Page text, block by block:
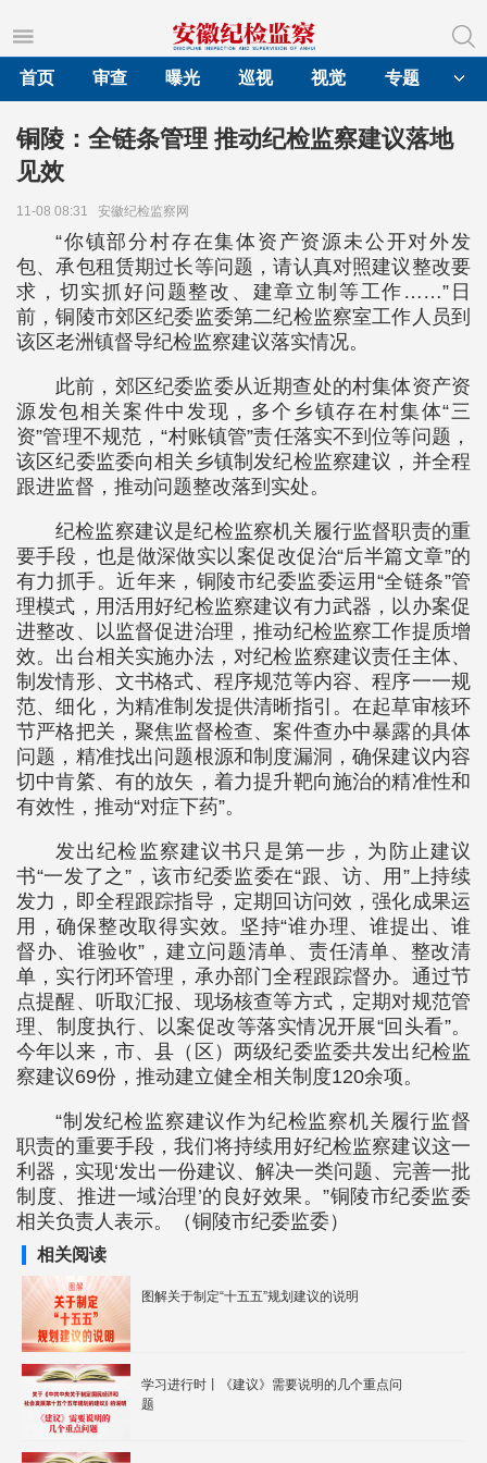
首页
审查 曝光 巡视 视觉 专题
铜陵：全链条管理 推动纪检监察建议落地
见效
11-08 08:31 安徽纪检监察网
“你镇部分村存在集体资产资源未公开对外发
包、承包租赁期过长等问题，请认真对照建议整改要
求，切实抓好问题整改、建章立制等工作……”日
前，铜陵市郊区纪委监委第二纪检监察室工作人员到
该区老洲镇督导纪检监察建议落实情况。
此前，郊区纪委监委从近期查处的村集体资产资
源发包相关案件中发现，多个乡镇存在村集体“三
资”管理不规范，“村账镇管”责任落实不到位等问题，
该区纪委监委向相关乡镇制发纪检监察建议，并全程
跟进监督，推动问题整改落到实处。
纪检监察建议是纪检监察机关履行监督职责的重
要手段，也是做深做实以案促改促治“后半篇文章”的
有力抓手。近年来，铜陵市纪委监委运用“全链条”管
理模式，用活用好纪检监察建议有力武器，以办案促
进整改、以监督促进治理，推动纪检监察工作提质增
效。出台相关实施办法，对纪检监察建议责任主体、
制发情形、文书格式、程序规范等内容、程序一一规
范、细化，为精准制发提供清晰指引。在起草审核环
节严格把关，聚焦监督检查、案件查办中暴露的具体
问题，精准找出问题根源和制度漏洞，确保建议内容
切中肯綮、有的放矢，着力提升靶向施治的精准性和
有效性，推动“对症下药”。
发出纪检监察建议书只是第一步，为防止建议
书“一发了之”，该市纪委监委在“跟、访、用”上持续
发力，即全程跟踪指导，定期回访问效，强化成果运
用，确保整改取得实效。坚持“谁办理、谁提出、谁
督办、谁验收”，建立问题清单、责任清单、整改清
单，实行闭环管理，承办部门全程跟踪督办。通过节
点提醒、听取汇报、现场核查等方式，定期对规范管
理、制度执行、以案促改等落实情况开展“回头看”。
今年以来，市、县（区）两级纪委监委共发出纪检监
察建议69份，推动建立健全相关制度120余项。
“制发纪检监察建议作为纪检监察机关履行监督
职责的重要手段，我们将持续用好纪检监察建议这一
利器，实现‘发出一份建议、解决一类问题、完善一批
制度、推进一域治理’的良好效果。”铜陵市纪委监委
相关负责人表示。（铜陵市纪委监委）
相关阅读
图解关于制定“十五五”规划建议的说明
学习进行时丨《建议》需要说明的几个重点问
题